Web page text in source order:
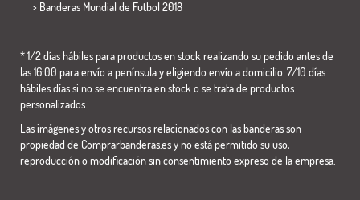
> Banderas Mundial de Futbol 2018
* 1/2 días hábiles para productos en stock realizando su pedido antes de
las 16:00 para envío a península y eligiendo envío a domicilio. 7/10 días
hábiles días si no se encuentra en stock o se trata de productos
personalizados.
Las imágenes y otros recursos relacionados con las banderas son
propiedad de Comprarbanderas.es y no está permitido su uso,
reproducción o modificación sin consentimiento expreso de la empresa.